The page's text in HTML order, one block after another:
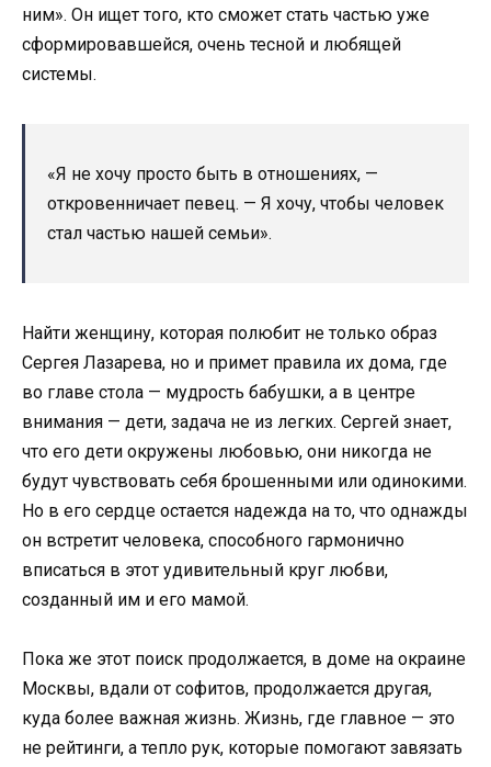
ним». Он ищет того, кто сможет стать частью уже
сформировавшейся, очень тесной и любящей
системы.
«Я не хочу просто быть в отношениях, —
откровенничает певец. — Я хочу, чтобы человек
стал частью нашей семьи».
Найти женщину, которая полюбит не только образ
Сергея Лазарева, но и примет правила их дома, где
во главе стола — мудрость бабушки, а в центре
внимания — дети, задача не из легких. Сергей знает,
что его дети окружены любовью, они никогда не
будут чувствовать себя брошенными или одинокими.
Но в его сердце остается надежда на то, что однажды
он встретит человека, способного гармонично
вписаться в этот удивительный круг любви,
созданный им и его мамой.
Пока же этот поиск продолжается, в доме на окраине
Москвы, вдали от софитов, продолжается другая,
куда более важная жизнь. Жизнь, где главное — это
не рейтинги, а тепло рук, которые помогают завязать